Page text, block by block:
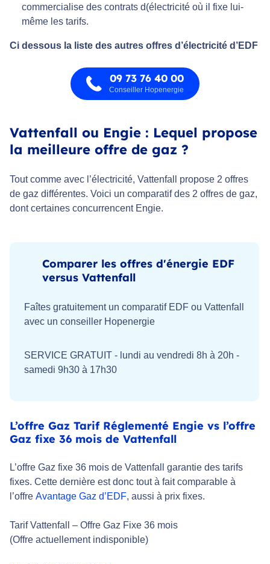
commercialise des contrats d(électricité où il fixe lui-
même les tarifs.
Ci dessous la liste des autres offres d’électricité d’EDF
09 73 76 40 00
Conseiller Hopenergie
Vattenfall ou Engie : Lequel propose
la meilleure offre de gaz ?
Tout comme avec l’électricité, Vattenfall propose 2 offres
de gaz différentes. Voici un comparatif des 2 offres de gaz,
dont certaines concurrencent Engie.
Comparer les offres d'énergie EDF
versus Vattenfall
Faîtes gratuitement un comparatif EDF ou Vattenfall
avec un conseiller Hopenergie
SERVICE GRATUIT - lundi au vendredi 8h à 20h -
samedi 9h30 à 17h30
L’offre Gaz Tarif Réglementé Engie vs l’offre
Gaz fixe 36 mois de Vattenfall
L’offre Gaz fixe 36 mois de Vattenfall garantie des tarifs
fixes. Cette dernière est donc tout à fait comparable à
l’offre Avantage Gaz d’EDF, aussi à prix fixes.
Tarif Vattenfall – Offre Gaz Fixe 36 mois
(Offre actuellement indisponible)